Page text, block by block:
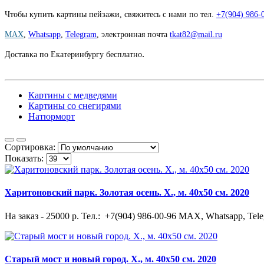
Чтобы купить картины пейзажи, свяжитесь с нами по тел. +7(904) 986-
MAX, Whatsapp, Telegram, электронная почта tkat82@mail.ru
Доставка по Екатеринбургу бесплатно.
Картины с медведями
Картины со снегирями
Натюрморт
Сортировка:
Показать:
Харитоновский парк. Золотая осень. Х., м. 40х50 см. 2020
На заказ - 25000 р. Тел.: +7(904) 986-00-96 MAX, Whatsapp,
Старый мост и новый город. Х., м. 40х50 см. 2020